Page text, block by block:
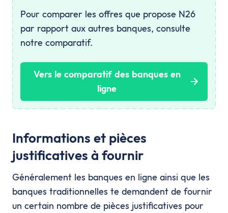
Pour comparer les offres que propose N26
par rapport aux autres banques, consulte
notre comparatif.
Vers le comparatif des banques en
ligne
Informations et pièces
justificatives à fournir
Généralement les banques en ligne ainsi que les
banques traditionnelles te demandent de fournir
un certain nombre de pièces justificatives pour